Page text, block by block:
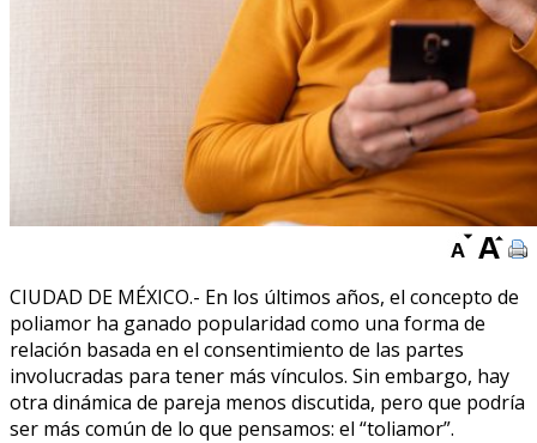
CIUDAD DE MÉXICO.- En los últimos años, el concepto de
poliamor ha ganado popularidad como una forma de
relación basada en el consentimiento de las partes
involucradas para tener más vínculos. Sin embargo, hay
otra dinámica de pareja menos discutida, pero que podría
ser más común de lo que pensamos: el “toliamor”.